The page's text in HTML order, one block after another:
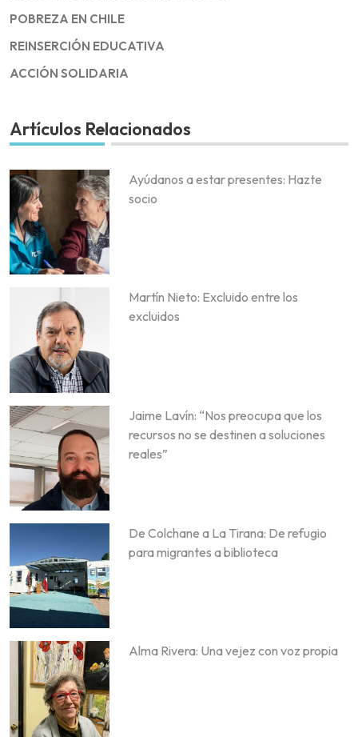
POBREZA EN CHILE
REINSERCIÓN EDUCATIVA
ACCIÓN SOLIDARIA
Artículos Relacionados
Ayúdanos a estar presentes: Hazte
socio
Martín Nieto: Excluido entre los
excluidos
Jaime Lavín: “Nos preocupa que los
recursos no se destinen a soluciones
reales”
De Colchane a La Tirana: De refugio
para migrantes a biblioteca
Alma Rivera: Una vejez con voz propia